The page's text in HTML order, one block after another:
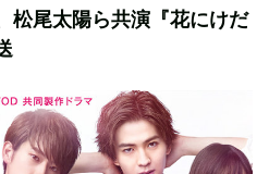
松尾太陽ら共演『花にけだ